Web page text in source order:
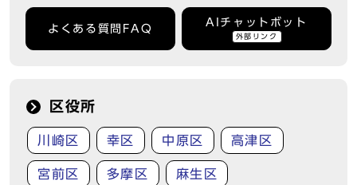
よくある質問FAQ
AIチャットボット
外部リンク
区役所
川崎区 幸区 中原区 高津区
宮前区 多摩区 麻生区